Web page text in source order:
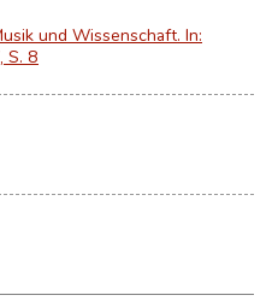
und Wissenschaft. In:
S. 8